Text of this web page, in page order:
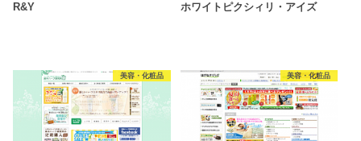
R&Y
ホワイトピクシィリ・アイズ
美容・化粧品 美容・化粧品